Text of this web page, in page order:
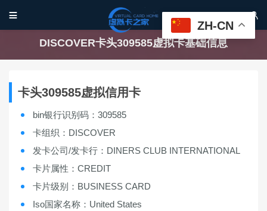
 
DISCOVER卡头309585虚拟卡基础信息
卡头309585虚拟信用卡
bin银行识别码：309585
卡组织：DISCOVER
发卡公司/发卡行：DINERS CLUB INTERNATIONAL
卡片属性：CREDIT
卡片级别：BUSINESS CARD
Iso国家名称：United States
ZH-CN